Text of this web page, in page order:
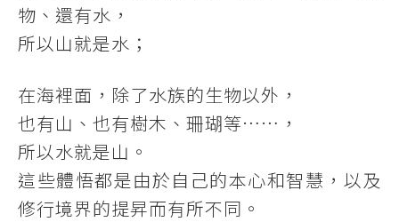
物、還有水，
所以山就是水；
在海裡面，除了水族的生物以外，
也有山、也有樹木、珊瑚等……，
所以水就是山。
這些體悟都是由於自己的本心和智慧，以及
修行境界的提昇而有所不同。